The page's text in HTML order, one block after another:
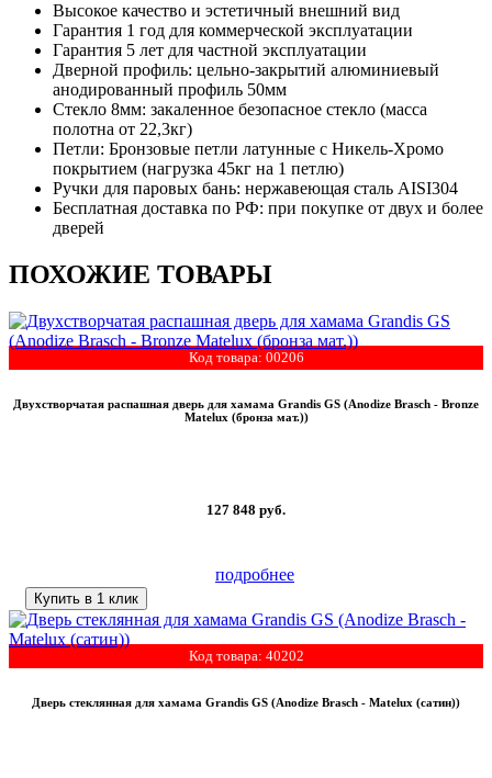
Высокое качество и эстетичный внешний вид
Гарантия 1 год для коммерческой эксплуатации
Гарантия 5 лет для частной эксплуатации
Дверной профиль: цельно-закрытий алюминиевый
анодированный профиль 50мм
Стекло 8мм: закаленное безопасное стекло (масса
полотна от 22,3кг)
Петли: Бронзовые петли латунные с Никель-Хромо
покрытием (нагрузка 45кг на 1 петлю)
Ручки для паровых бань: нержавеющая сталь AISI304
Бесплатная доставка по РФ: при покупке от двух и более
дверей
ПОХОЖИЕ ТОВАРЫ
Код товара: 00206
Двухстворчатая распашная дверь для хамама Grandis GS (Anodize Brasch - Bronze
Matelux (бронза мат.))
127 848 руб.
подробнее
Купить в 1 клик
Код товара: 40202
Дверь стеклянная для хамама Grandis GS (Anodize Brasch - Matelux (сатин))